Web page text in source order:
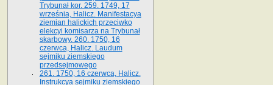
Trybunał kor. 259. 1749, 17
września, Halicz. Manifestacya
ziemian halickich przeciwko
elekcyi komisarza na Trybunał
skarbowy. 260. 1750, 16
czerwca, Halicz. Laudum
sejmiku ziemskiego
przedsejmowego
261. 1750, 16 czerwca, Halicz.
Instrukcya sejmiku ziemskiego